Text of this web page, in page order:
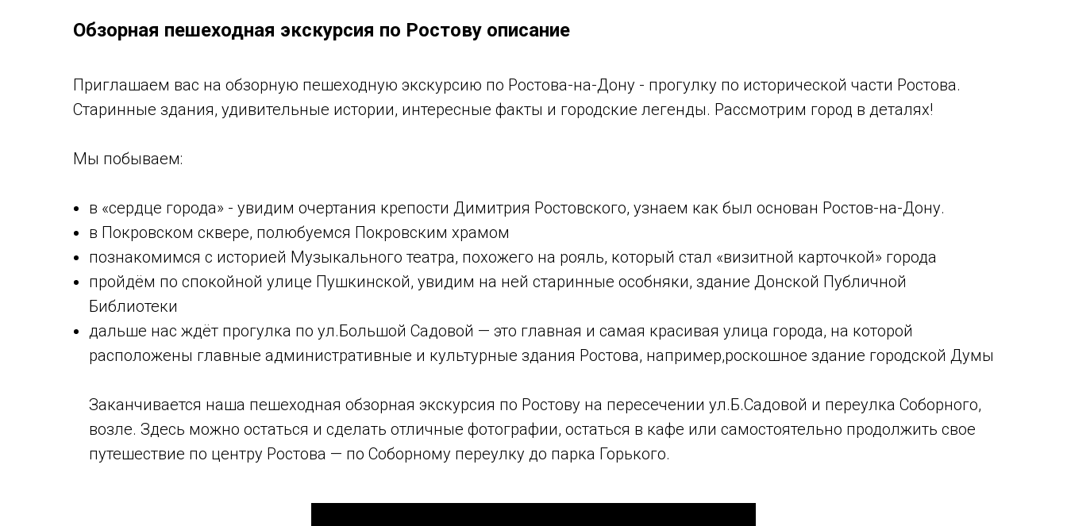
Обзорная пешеходная экскурсия по Ростову описание
Приглашаем вас на обзорную пешеходную экскурсию по Ростова-на-Дону - прогулку по исторической части Ростова.
Старинные здания, удивительные истории, интересные факты и городские легенды. Рассмотрим город в деталях!
Мы побываем:
в «сердце города» - увидим очертания крепости Димитрия Ростовского, узнаем как был основан Ростов-на-Дону.
в Покровском сквере, полюбуемся Покровским храмом
познакомимся с историей Музыкального театра, похожего на рояль, который стал «визитной карточкой» города
пройдём по спокойной улице Пушкинской, увидим на ней старинные особняки, здание Донской Публичной
Библиотеки
дальше нас ждёт прогулка по ул.Большой Садовой — это главная и самая красивая улица города, на которой
расположены главные административные и культурные здания Ростова, например,роскошное здание городской Думы
Заканчивается наша пешеходная обзорная экскурсия по Ростову на пересечении ул.Б.Садовой и переулка Соборного,
возле. Здесь можно остаться и сделать отличные фотографии, остаться в кафе или самостоятельно продолжить свое
путешествие по центру Ростова — по Соборному переулку до парка Горького.